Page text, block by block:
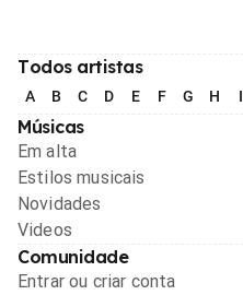
Todos artistas
A B C D E F G H I
Músicas
Em alta
Estilos musicais
Novidades
Videos
Comunidade
Entrar ou criar conta